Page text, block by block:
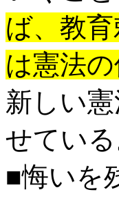
ば、教
は憲法
新しい
せている
■悔いを